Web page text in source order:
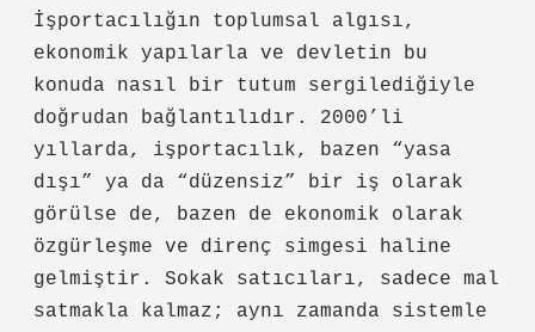
İşportacılığın toplumsal algısı,
ekonomik yapılarla ve devletin bu
konuda nasıl bir tutum sergilediğiyle
doğrudan bağlantılıdır. 2000’li
yıllarda, işportacılık, bazen “yasa
dışı” ya da “düzensiz” bir iş olarak
görülse de, bazen de ekonomik olarak
özgürleşme ve direnç simgesi haline
gelmiştir. Sokak satıcıları, sadece mal
satmakla kalmaz; aynı zamanda sistemle